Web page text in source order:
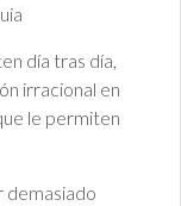
día tras día,
irracional en
le permiten
demasiado